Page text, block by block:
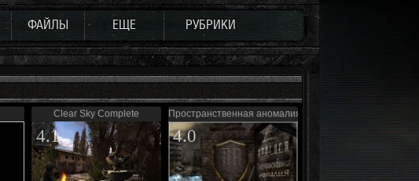
ФАЙЛЫ ЕЩЕ РУБРИКИ
Clear Sky Complete
4.1
Пространственная аномалия (Update 3)
4.0